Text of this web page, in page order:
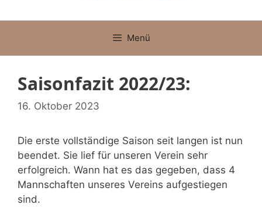
Menü
Saisonfazit 2022/23:
16. Oktober 2023
Die erste vollständige Saison seit langen ist nun
beendet. Sie lief für unseren Verein sehr
erfolgreich. Wann hat es das gegeben, dass 4
Mannschaften unseres Vereins aufgestiegen
sind.